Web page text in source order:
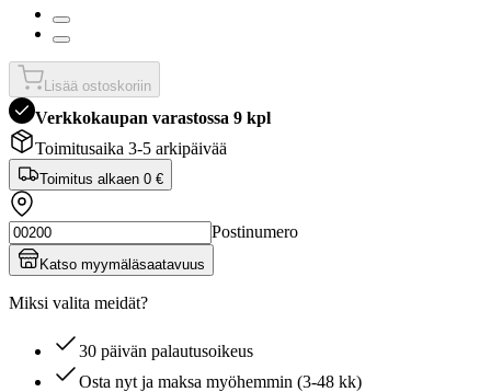
Lisää ostoskoriin
Verkkokaupan varastossa 9 kpl
Toimitusaika 3-5 arkipäivää
Toimitus alkaen 0 €
Postinumero
Katso myymäläsaatavuus
Miksi valita meidät?
30 päivän palautusoikeus
Osta nyt ja maksa myöhemmin (3-48 kk)